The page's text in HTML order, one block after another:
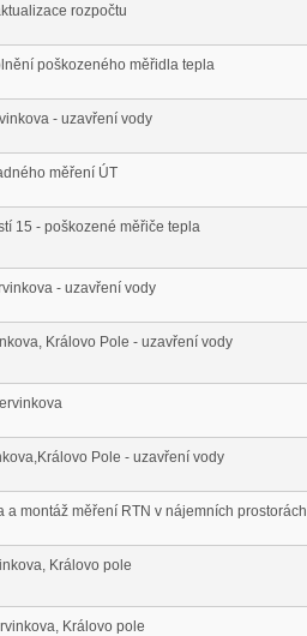
rozpočtu
poškozeného měřidla tepla
- uzavření vody
měření ÚT
15 - poškozené měřiče tepla
- uzavření vody
Královo Pole - uzavření vody
Pole - uzavření vody
a montáž měření RTN v nájemních prostorách.
Královo pole
Královo pole